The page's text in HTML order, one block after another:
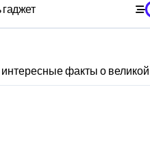
индивидуума
факты о